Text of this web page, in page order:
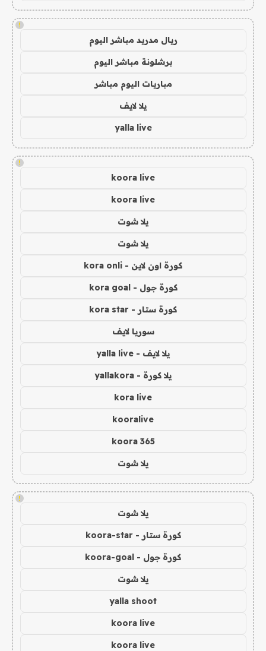
!
ريال مدريد مباشر اليوم
برشلونة مباشر اليوم
مباريات اليوم مباشر
يلا لايف
yalla live
!
koora live
koora live
يلا شوت
يلا شوت
كورة اون لاين - kora onli
كورة جول - kora goal
كورة ستار - kora star
سوريا لايف
يلا لايف - yalla live
يلا كورة - yallakora
kora live
kooralive
koora 365
يلا شوت
!
يلا شوت
كورة ستار - koora-star
كورة جول - koora-goal
يلا شوت
yalla shoot
koora live
koora live